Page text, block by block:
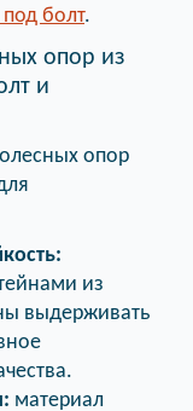
болт.
опор из
и
опор
из
выдерживать
материал